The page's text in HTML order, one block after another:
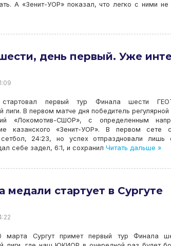
А «Зенит-УОР» показал, что легко с ними не
день первый. Уже
первый тур Финала шести
лиги. В первом матче дня победитель
«Локомотив-СШОР», с определенным
казанского «Зенит-УОР». В первом сете
сетбол, 24:23, но успех отпраздновали лишь
себе задел, 6:1, и сохранил Читать дальше »
медали стартует в Сургуте
Сургут примет первый тур Финала